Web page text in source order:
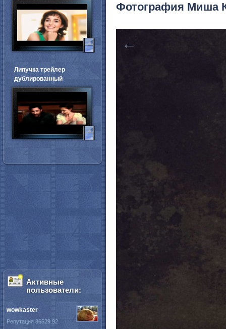
Фотография Миша
←
Липучка трейлер
дублированный
Активные
пользователи:
wowkaster
Репутация 86529.92